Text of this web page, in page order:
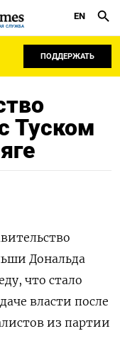
СЛУЖБА
EN
ПОДДЕРЖАТЬ
Туском
Дональда
что стало
власти после
из партии